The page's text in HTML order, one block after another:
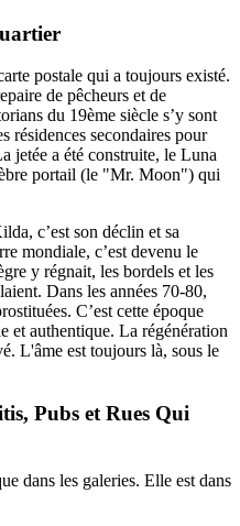
postale qui a toujours existé.
de pêcheurs et de
du 19ème siècle s’y sont
résidences secondaires pour
jetée a été construite, le Luna
portail (le "Mr. Moon") qui
c’est son déclin et sa
mondiale, c’est devenu le
y régnait, les bordels et les
Dans les années 70-80,
C’est cette époque
et authentique. La régénération
L'âme est toujours là, sous le
Pubs et Rues Qui
dans les galeries. Elle est dans